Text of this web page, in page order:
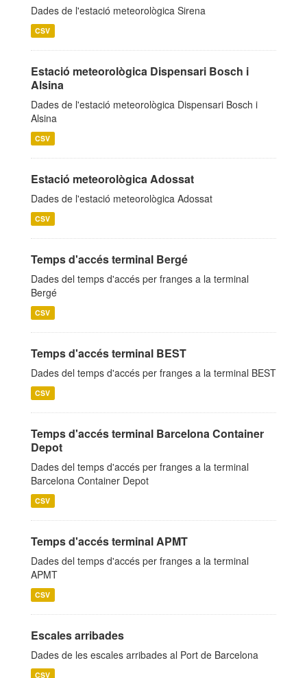
Dades de l'estació meteorològica Sirena
CSV
Estació meteorològica Dispensari Bosch i
Alsina
Dades de l'estació meteorològica Dispensari Bosch i
Alsina
CSV
Estació meteorològica Adossat
Dades de l'estació meteorològica Adossat
CSV
Temps d'accés terminal Bergé
Dades del temps d'accés per franges a la terminal
Bergé
CSV
Temps d'accés terminal BEST
Dades del temps d'accés per franges a la terminal BEST
CSV
Temps d'accés terminal Barcelona Container
Depot
Dades del temps d'accés per franges a la terminal
Barcelona Container Depot
CSV
Temps d'accés terminal APMT
Dades del temps d'accés per franges a la terminal
APMT
CSV
Escales arribades
Dades de les escales arribades al Port de Barcelona
CSV